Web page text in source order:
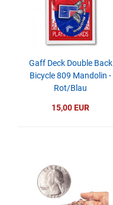
Gaff Deck Double Back
Bicycle 809 Mandolin -
Rot/Blau
15,00 EUR